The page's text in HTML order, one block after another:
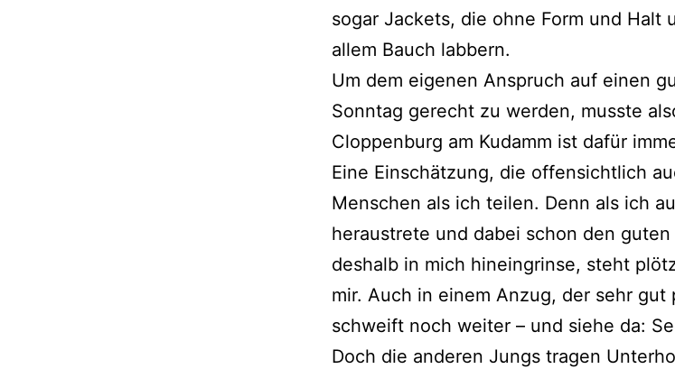
sogar Jackets, die ohne Form und Halt
allem Bauch labbern.
Um dem eigenen Anspruch auf einen
Sonntag gerecht zu werden, musste
Cloppenburg am Kudamm ist dafür
Eine Einschätzung, die offensichtlich
Menschen als ich teilen. Denn als ich
heraustrete und dabei schon den
deshalb in mich hineingrinse, steht
mir. Auch in einem Anzug, der sehr gut
schweift noch weiter – und siehe da:
Doch die anderen Jungs tragen